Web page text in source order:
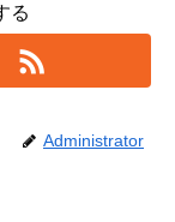
る
Administrator